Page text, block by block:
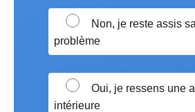
Non, je reste assis
problème
Oui, je ressens une
intérieure